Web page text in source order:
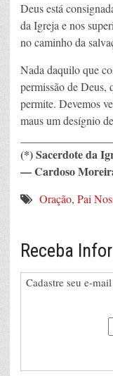
Deus está
da Igreja e nos
no caminho da
Nada daquilo que
permissão de Deus,
permite. Devemos
maus um desígnio
(*) Sacerdote da
–– Cardoso
Oração, Pai
Receba
Cadastre seu e-